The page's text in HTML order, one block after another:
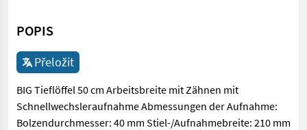
POPIS
Přeložit
BIG Tieflöffel 50 cm Arbeitsbreite mit Zähnen mit
Schnellwechsleraufnahme Abmessungen der Aufnahme:
Bolzendurchmesser: 40 mm Stiel-/Aufnahmebreite: 210 mm